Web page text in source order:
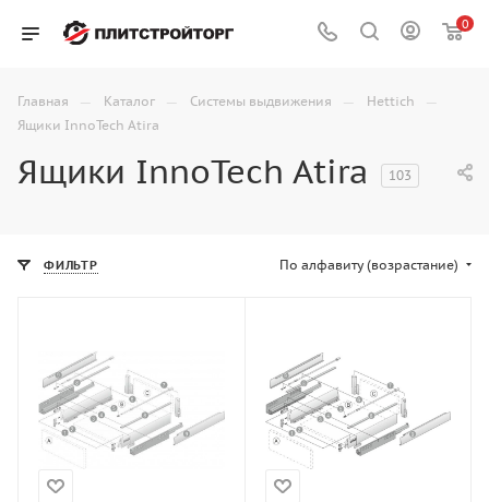
0
Главная — Каталог — Системы выдвижения — Hettich —
Ящики InnoTech Atira
Ящики InnoTech Atira 103
ФИЛЬТР По алфавиту (возрастание)